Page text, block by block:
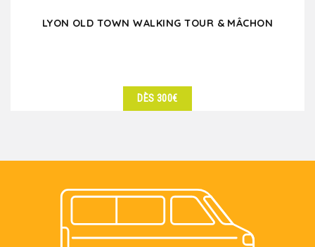
LYON OLD TOWN WALKING TOUR & MÂCHON
DÈS 300€